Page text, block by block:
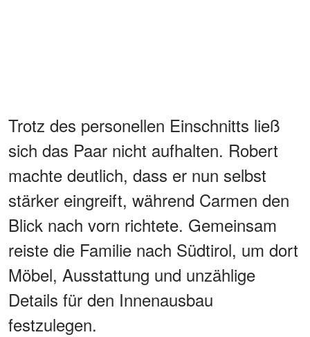
Trotz des personellen Einschnitts ließ
sich das Paar nicht aufhalten. Robert
machte deutlich, dass er nun selbst
stärker eingreift, während Carmen den
Blick nach vorn richtete. Gemeinsam
reiste die Familie nach Südtirol, um dort
Möbel, Ausstattung und unzählige
Details für den Innenausbau
festzulegen.